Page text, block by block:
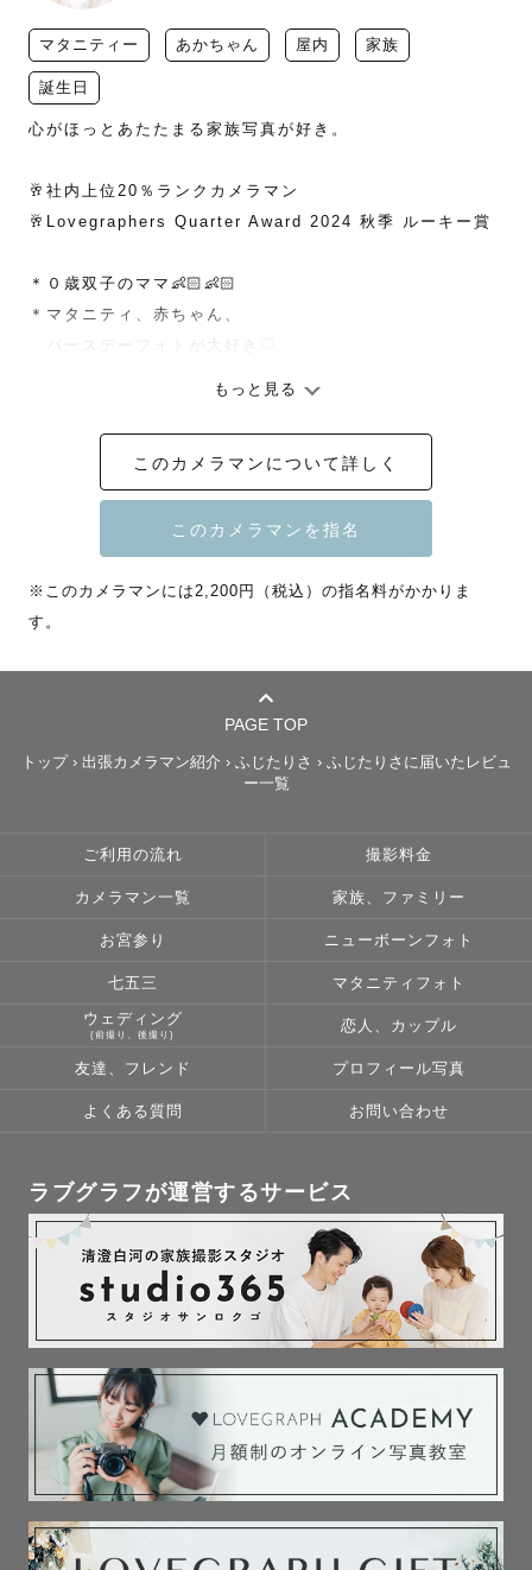
マタニティー あかちゃん 屋内 家族
誕生日
心がほっとあたたまる家族写真が好き。
🥂社内上位20％ランクカメラマン
🥂Lovegraphers Quarter Award 2024 秋季 ルーキー賞
＊０歳双子のママ👶🏻👶🏻
＊マタニティ、赤ちゃん、
バースデーフォトが大好き♡
そんなかけがえのない今の想いを写真で残します🌿
【カメラマンを探しているあなたへ】
・カメラを向けられると身構えちゃう…
↓
大丈夫！
あなたの日常に寄り添って撮影するので、
親しみやすさをお褒めをいただくわたしが、
一緒にお話ししながら楽しく撮影します♪
そんなあたたかい新しい自分を見つけましょう。
わたしが頭から足の先まで
かわいく見えるようにポージングをお伝えします。
お子さまは遊びながらの撮影で、今しかない一瞬を残しま
・カメラマンと仲良くなれるかな？
↓
大丈夫！
事前にライン電話などお好きな方法でお打ち合わせを行い
ます。
はじめて会う人はドキドキしますよね、わたしも同じなん
です。
撮影前からたくさんお話しして
もっと見る
このカメラマンについて詳しく
※このカメラマンには2,200円（税込）の指名料がかかりま
す。
PAGE TOP
トップ› 出張カメラマン紹介 › ふじたりさ › ふじたりさに届いたレビュ
ー一覧
ご利用の流れ 撮影料金
カメラマン一覧 家族、ファミリー
お宮参り ニューボーンフォト
七五三 マタニティフォト
ウェディング
(前撮り、後撮り)
恋人、カップル
友達、フレンド プロフィール写真
よくある質問 お問い合わせ
ラブグラフが運営するサービス